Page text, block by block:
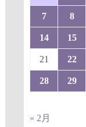
7 8
14 15
21 22
28 29
« 2月